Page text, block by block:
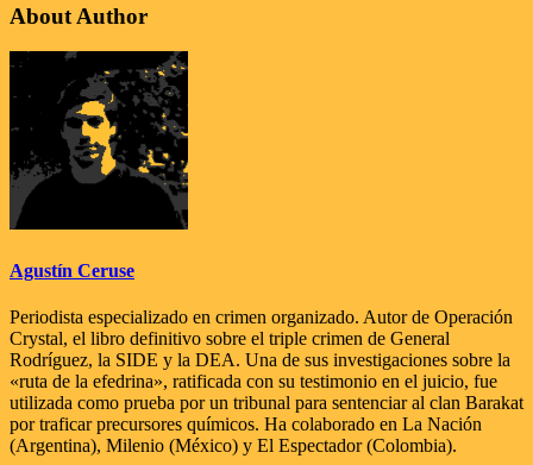
About Author
Agustín Ceruse
Periodista especializado en crimen organizado. Autor de Operación
Crystal, el libro definitivo sobre el triple crimen de General
Rodríguez, la SIDE y la DEA. Una de sus investigaciones sobre la
«ruta de la efedrina», ratificada con su testimonio en el juicio, fue
utilizada como prueba por un tribunal para sentenciar al clan Barakat
por traficar precursores químicos. Ha colaborado en La Nación
(Argentina), Milenio (México) y El Espectador (Colombia).